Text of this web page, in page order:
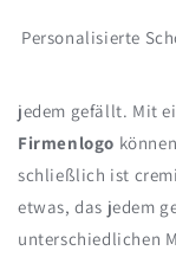
Personalisierte
jedem gefällt. Mit
Firmenlogo
schließlich ist
etwas, das jedem
unterschiedlichen